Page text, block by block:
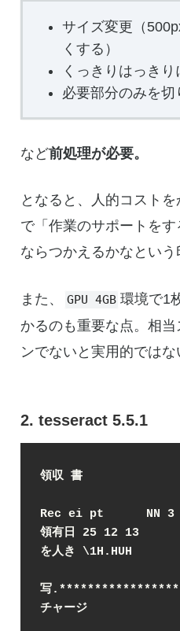
サイズ変更（
くする）
くっきりはっきり
必要部分のみを切
など前処理が必要。
となると、人的コスト
で「作業のサポートを
ならつかえるかなという
また、 GPU 4GB 環境で1
かるのも重要な点。相
ンでないと実用的ではな
2. tesseract 5.5.1
領収 書
Rec ei pt      NN 3
領有日 25 12 13
を人き \1H.HUH
写. ****************
チャージ